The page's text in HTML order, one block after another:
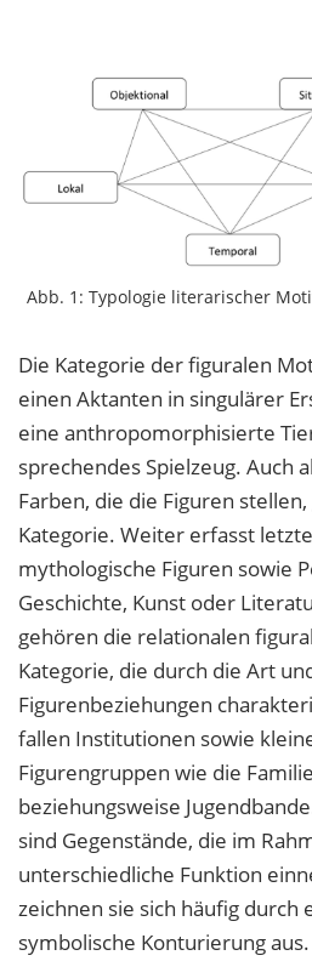
Abb. 1: Typologie literarischer
Die Kategorie der figuralen
einen Aktanten in singulärer
eine anthropomorphisierte
sprechendes Spielzeug. Auch
Farben, die die Figuren
Kategorie. Weiter erfasst
mythologische Figuren sowie
Geschichte, Kunst oder
gehören die relationalen
Kategorie, die durch die Art
Figurenbeziehungen
fallen Institutionen sowie
Figurengruppen wie die
beziehungsweise
sind Gegenstände, die im
unterschiedliche Funktion
zeichnen sie sich häufig durch
symbolische Konturierung